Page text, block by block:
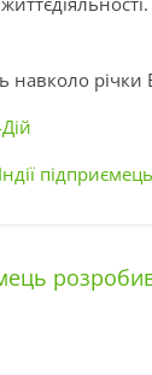
навколо річки